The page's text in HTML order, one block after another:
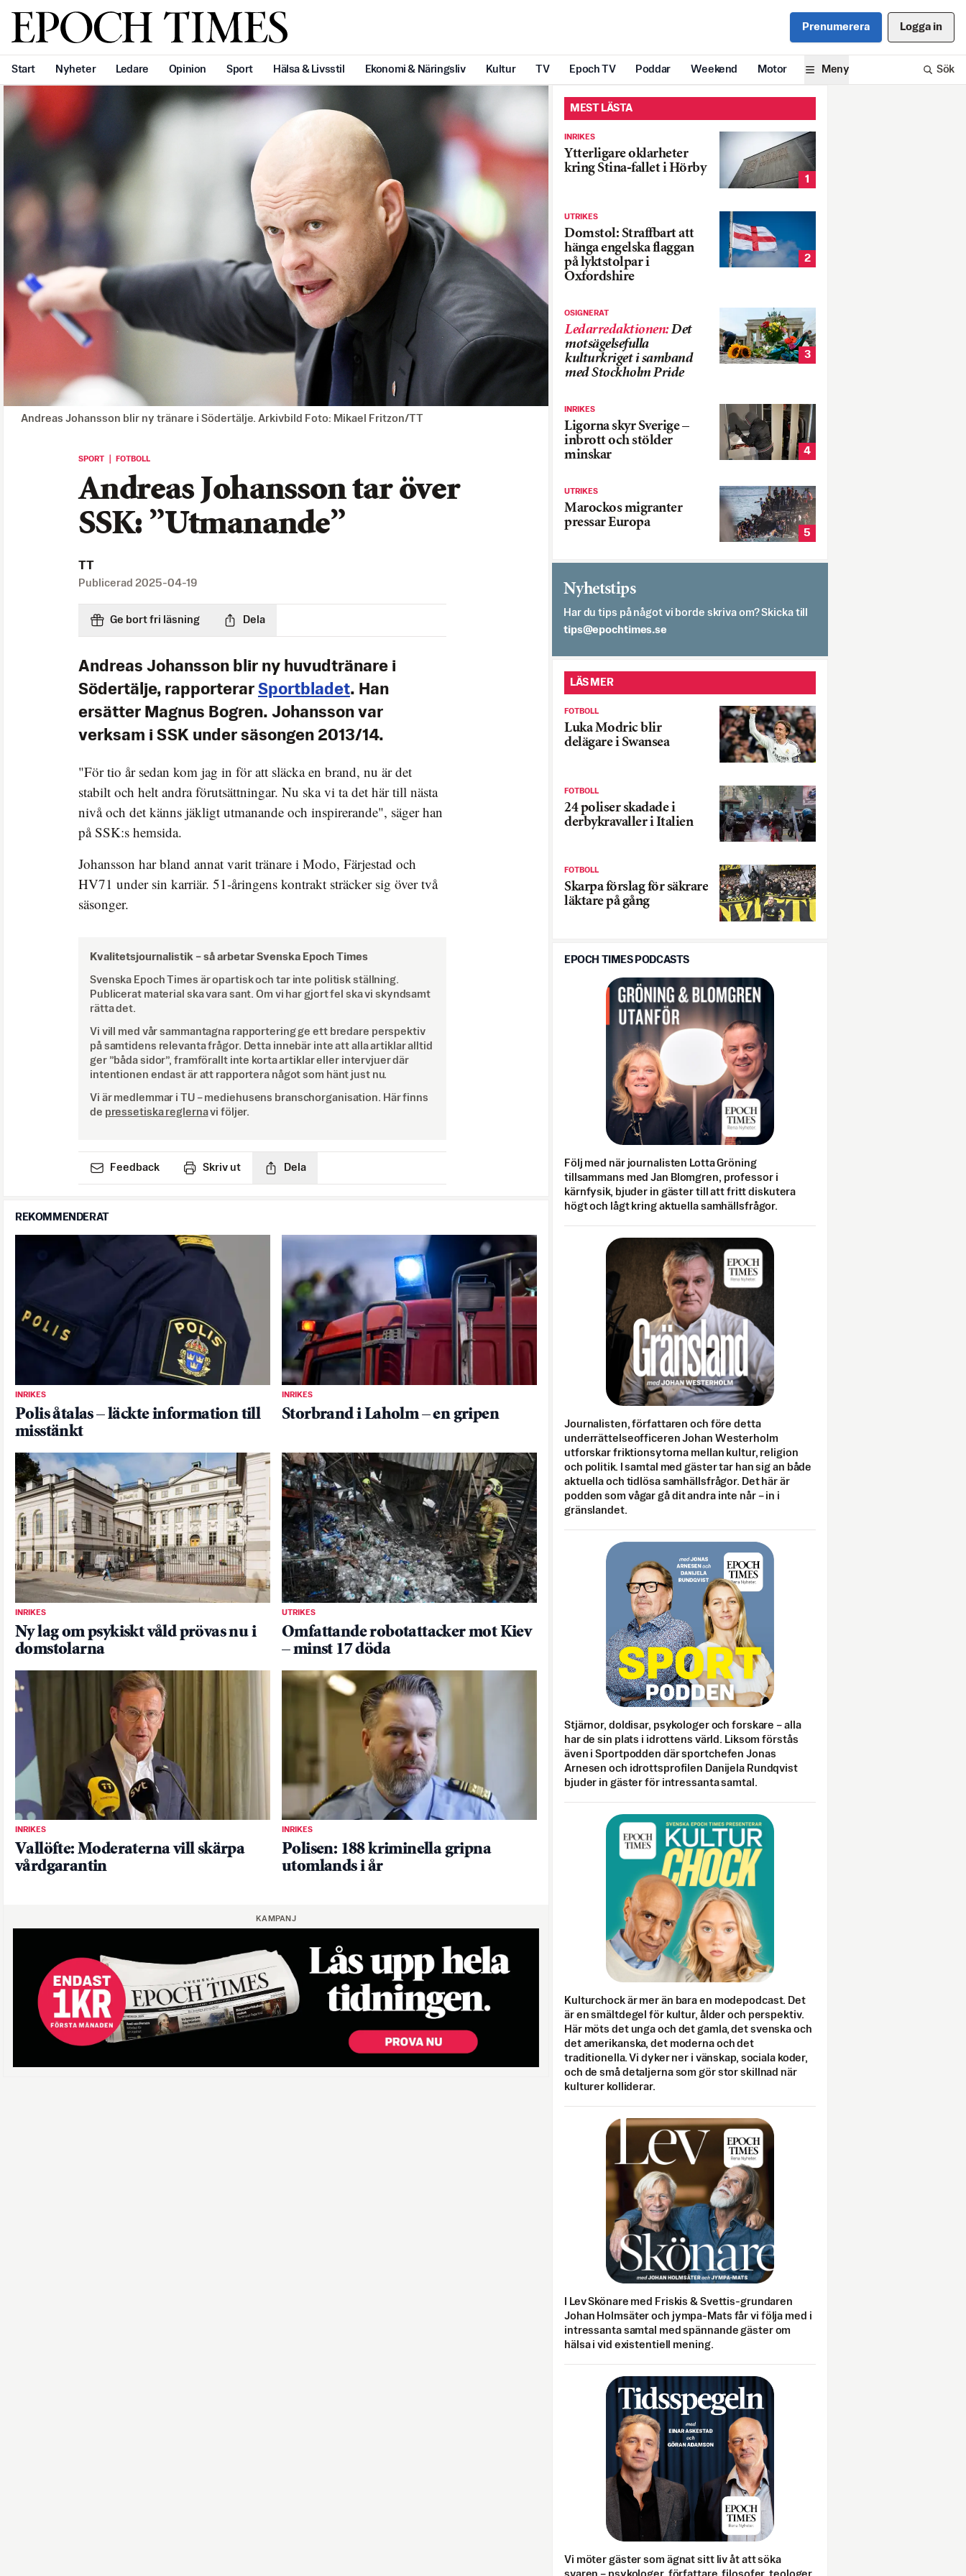
Svenska Epoch Times Prenumerera Logga in
Start Nyheter Ledare Opinion Sport Hälsa & Livsstil Ekonomi & Näringsliv Kultur TV Epoch TV Poddar Weekend Motor Meny Sök
Andreas Johansson blir ny tränare i Södertälje. Arkivbild Foto: Mikael Fritzon/TT
SPORT ｜ FOTBOLL
Andreas Johansson tar över
SSK: ”Utmanande”
TT
Publicerad 2025-04-19
Ge bort fri läsning Dela
Andreas Johansson blir ny huvudtränare i
Södertälje, rapporterar Sportbladet. Han
ersätter Magnus Bogren. Johansson var
verksam i SSK under säsongen 2013/14.
"För tio år sedan kom jag in för att släcka en brand, nu är det
stabilt och helt andra förutsättningar. Nu ska vi ta det här till nästa
nivå och det känns jäkligt utmanande och inspirerande", säger han
på SSK:s hemsida.
Johansson har bland annat varit tränare i Modo, Färjestad och
HV71 under sin karriär. 51-åringens kontrakt sträcker sig över två
säsonger.
Kvalitetsjournalistik – så arbetar Svenska Epoch Times
Svenska Epoch Times är opartisk och tar inte politisk ställning.
Publicerat material ska vara sant. Om vi har gjort fel ska vi skyndsamt
rätta det.
Vi vill med vår sammantagna rapportering ge ett bredare perspektiv
på samtidens relevanta frågor. Detta innebär inte att alla artiklar alltid
ger ”båda sidor”, framförallt inte korta artiklar eller intervjuer där
intentionen endast är att rapportera något som hänt just nu.
Vi är medlemmar i TU – mediehusens branschorganisation. Här finns
de pressetiska reglernavi följer.
Feedback Skriv ut Dela
REKOMMENDERAT
INRIKES
Polis åtalas – läckte information till
misstänkt
INRIKES
Storbrand i Laholm – en gripen
INRIKES
Ny lag om psykiskt våld prövas nu i
domstolarna
UTRIKES
Omfattande robotattacker mot Kiev
– minst 17 döda
INRIKES
Vallöfte: Moderaterna vill skärpa
vårdgarantin
INRIKES
Polisen: 188 kriminella gripna
utomlands i år
KAMPANJ
MEST LÄSTA
INRIKES
Ytterligare oklarheter
kring Stina-fallet i Hörby
1
UTRIKES
Domstol: Straffbart att
hänga engelska flaggan
på lyktstolpar i
Oxfordshire
2
OSIGNERAT
Ledarredaktionen:Det
motsägelsefulla
kulturkriget i samband
med Stockholm Pride
3
INRIKES
Ligorna skyr Sverige –
inbrott och stölder
minskar
4
UTRIKES
Marockos migranter
pressar Europa
5
Nyhetstips
Har du tips på något vi borde skriva om? Skicka till
es.semithcope@spit
LÄS MER
FOTBOLL
Luka Modric blir
delägare i Swansea
FOTBOLL
24 poliser skadade i
derbykravaller i Italien
FOTBOLL
Skarpa förslag för säkrare
läktare på gång
EPOCH TIMES PODCASTS
Följ med när journalisten Lotta Gröning
tillsammans med Jan Blomgren, professor i
kärnfysik, bjuder in gäster till att fritt diskutera
högt och lågt kring aktuella samhällsfrågor.
Journalisten, författaren och före detta
underrättelseofficeren Johan Westerholm
utforskar friktionsytorna mellan kultur, religion
och politik. I samtal med gäster tar han sig an både
aktuella och tidlösa samhällsfrågor. Det här är
podden som vågar gå dit andra inte når – in i
gränslandet.
Stjärnor, doldisar, psykologer och forskare – alla
har de sin plats i idrottens värld. Liksom förstås
även i Sportpodden där sportchefen Jonas
Arnesen och idrottsprofilen Danijela Rundqvist
bjuder in gäster för intressanta samtal.
Kulturchock är mer än bara en modepodcast. Det
är en smältdegel för kultur, ålder och perspektiv.
Här möts det unga och det gamla, det svenska och
det amerikanska, det moderna och det
traditionella. Vi dyker ner i vänskap, sociala koder,
och de små detaljerna som gör stor skillnad när
kulturer kolliderar.
I Lev Skönare med Friskis & Svettis-grundaren
Johan Holmsäter och jympa-Mats får vi följa med i
intressanta samtal med spännande gäster om
hälsa i vid existentiell mening.
Vi möter gäster som ägnat sitt liv åt att söka